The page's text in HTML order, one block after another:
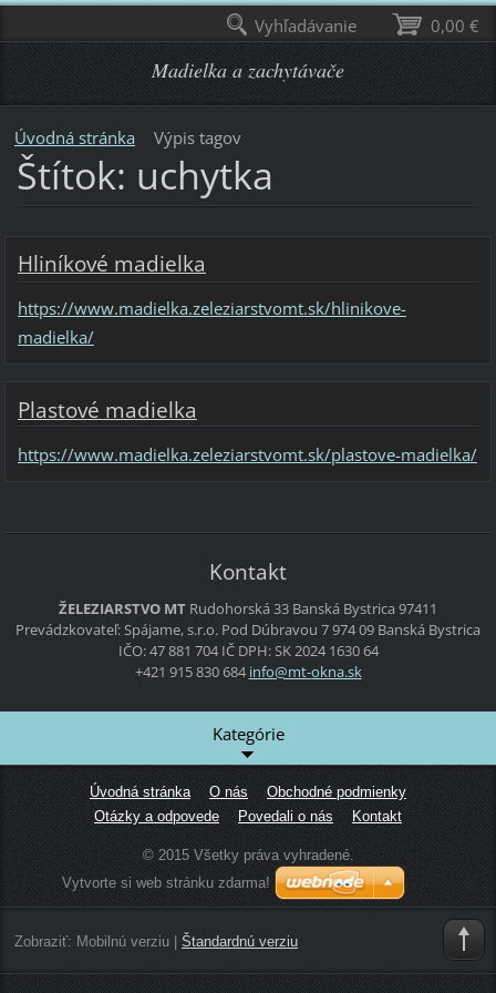
Madielka a zachytávače
Úvodná stránka Výpis tagov
Štítok: uchytka
Hliníkové madielka
https://www.madielka.zeleziarstvomt.sk/hlinikove-
madielka/
Plastové madielka
https://www.madielka.zeleziarstvomt.sk/plastove-madielka/
Kontakt
ŽELEZIARSTVO MT Rudohorská 33 Banská Bystrica 97411
Prevádzkovateľ:Spájame, s.r.o. Pod Dúbravou 7974 09 Banská Bystrica
IČO: 47 881 704IČ DPH: SK 2024 1630 64
+421 915 830 684info@mt-okna.sk
Kategórie
Úvodná stránka O nás
Obchodné podmienky
Otázky a odpovede
Povedali o nás Kontakt
© 2015 Všetky práva vyhradené.
Vytvorte si web stránku zdarma!
Zobraziť: Mobilnú verziu| Štandardnú verziu
0,00 €
Vyhľadávanie